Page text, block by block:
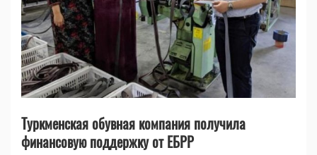
Туркменская обувная компания получила
финансовую поддержку от ЕБРР